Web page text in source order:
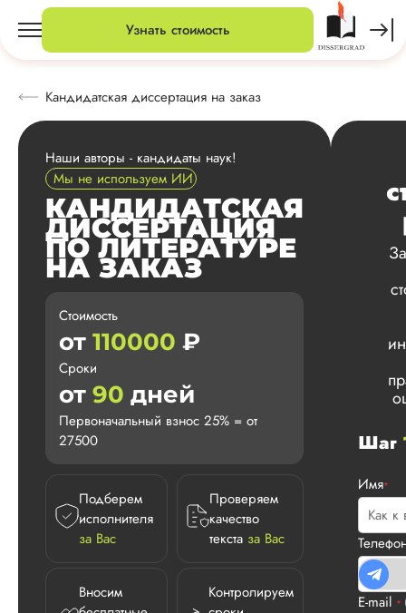
Узнать стоимость
Кандидатская диссертация на заказ
Наши авторы - кандидаты наук!
Мы не используем ИИ
КАНДИДАТСКАЯ
ДИССЕРТАЦИЯ
ПО ЛИТЕРАТУРЕ
НА ЗАКАЗ
Стоимость
от 110000 ₽
Сроки
от 90 дней
Первоначальный взнос 25% = от
27500
Подберем
исполнителя
за Вас
Проверяем
качество
текста за Вас
Вносим
Контролируем
Шаг
Имя*
E-mail *